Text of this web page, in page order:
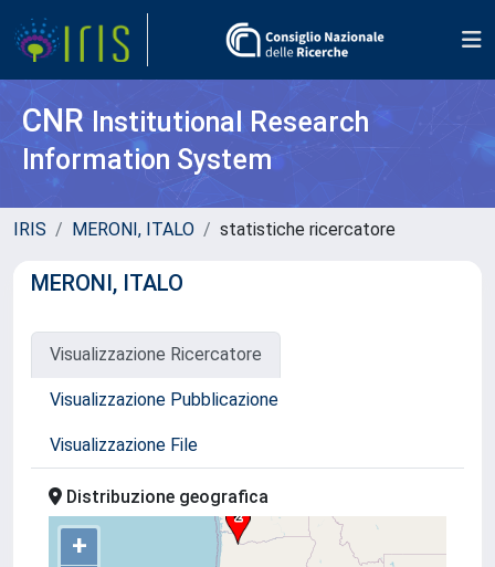
CNR Institutional Research
Information System
IRIS MERONI, ITALO statistiche ricercatore
MERONI, ITALO
Visualizzazione Ricercatore
Visualizzazione Pubblicazione
Visualizzazione File
Distribuzione geografica
+